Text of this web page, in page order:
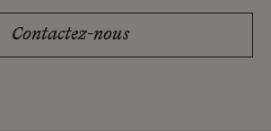
Contactez-nous